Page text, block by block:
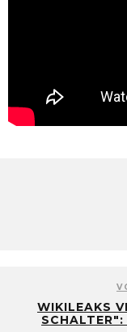
WIKILEAKS
SCHALTER":